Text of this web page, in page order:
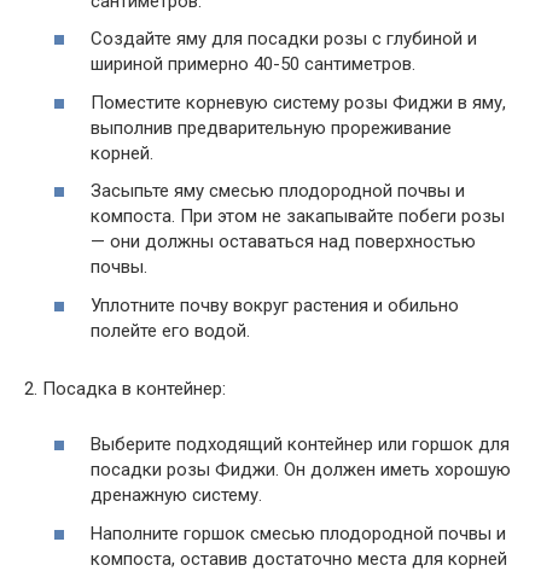
Создайте яму для посадки розы с глубиной и
шириной примерно 40-50 сантиметров.
Поместите корневую систему розы Фиджи в яму,
выполнив предварительную прореживание
корней.
Засыпьте яму смесью плодородной почвы и
компоста. При этом не закапывайте побеги розы
— они должны оставаться над поверхностью
почвы.
Уплотните почву вокруг растения и обильно
полейте его водой.
2. Посадка в контейнер:
Выберите подходящий контейнер или горшок для
посадки розы Фиджи. Он должен иметь хорошую
дренажную систему.
Наполните горшок смесью плодородной почвы и
компоста, оставив достаточно места для корней